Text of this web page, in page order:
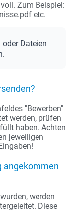
Zum Beispiel:
etc.
oder Dateien
"Bewerben"
werden, prüfen
haben. Achten
jeweiligen
angekommen
werden
Diese